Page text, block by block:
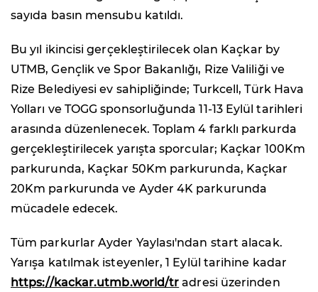
sayıda basın mensubu katıldı.
Bu yıl ikincisi gerçekleştirilecek olan Kaçkar by
UTMB, Gençlik ve Spor Bakanlığı, Rize Valiliği ve
Rize Belediyesi ev sahipliğinde; Turkcell, Türk Hava
Yolları ve TOGG sponsorluğunda 11-13 Eylül tarihleri
arasında düzenlenecek. Toplam 4 farklı parkurda
gerçekleştirilecek yarışta sporcular; Kaçkar 100Km
parkurunda, Kaçkar 50Km parkurunda, Kaçkar
20Km parkurunda ve Ayder 4K parkurunda
mücadele edecek.
Tüm parkurlar Ayder Yaylası'ndan start alacak.
Yarışa katılmak isteyenler, 1 Eylül tarihine kadar
https://kackar.utmb.world/tr adresi üzerinden